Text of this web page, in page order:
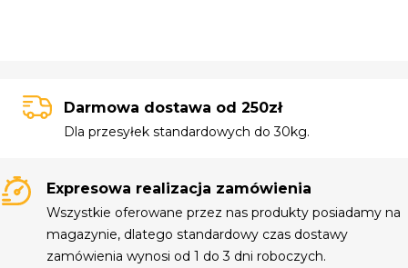
Darmowa dostawa od 250zł
Dla przesyłek standardowych do 30kg.
Expresowa realizacja zamówienia
Wszystkie oferowane przez nas produkty posiadamy na
magazynie, dlatego standardowy czas dostawy
zamówienia wynosi od 1 do 3 dni roboczych.